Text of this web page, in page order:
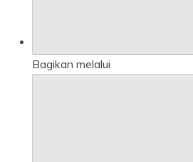
Bagikan melalui